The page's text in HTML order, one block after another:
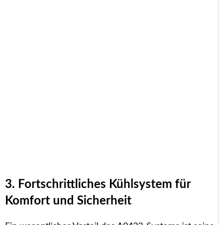
3. Fortschrittliches Kühlsystem für
Komfort und Sicherheit